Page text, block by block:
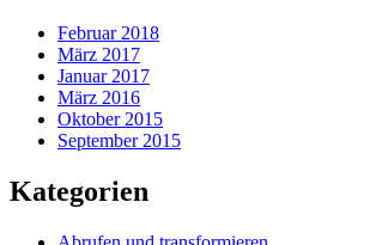
Februar 2018
März 2017
Januar 2017
März 2016
Oktober 2015
September 2015
Kategorien